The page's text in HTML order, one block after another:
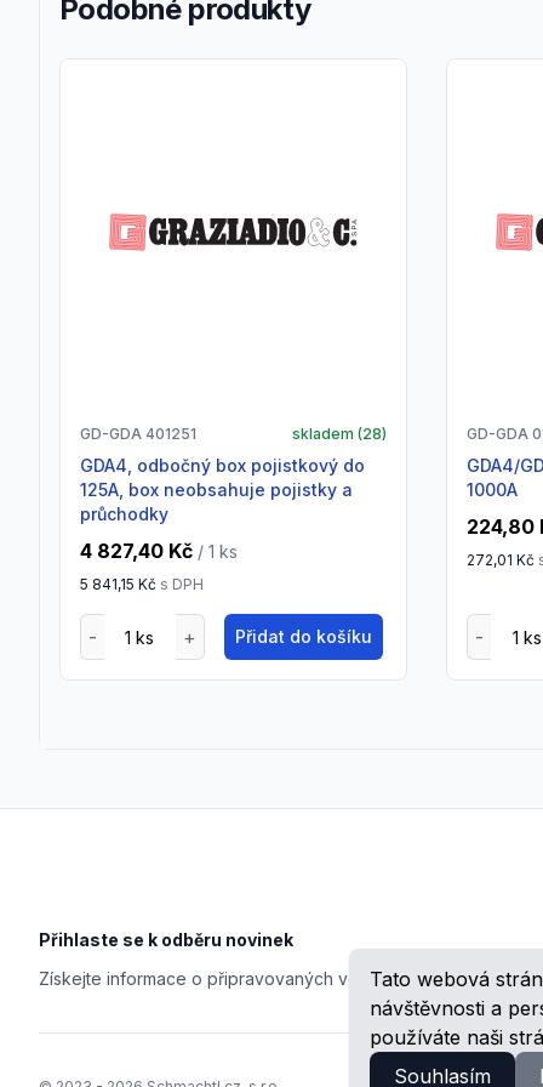
Tato webová
návštěvnosti a
používáte naši
Souhlasím
Podobné produkty
GD-GDA 401251 skladem (28)
GDA4, odbočný box pojistkový do
125A, box neobsahuje pojistky a
průchodky
4 827,40 Kč / 1 ks
5 841,15 Kč s DPH
Přidat do košíku
GD-GDA
GDA4/GDA5, držák sběrnice 250 -
1000A
224,80
272,01 Kč
Přihlaste se k odběru novinek
Získejte informace o připravovaných veletrzích, školeních,